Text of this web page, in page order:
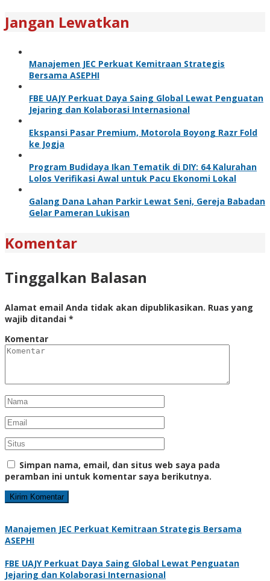
Jangan Lewatkan
Manajemen JEC Perkuat Kemitraan Strategis
Bersama ASEPHI
FBE UAJY Perkuat Daya Saing Global Lewat Penguatan
Jejaring dan Kolaborasi Internasional
Ekspansi Pasar Premium, Motorola Boyong Razr Fold
ke Jogja
Program Budidaya Ikan Tematik di DIY: 64 Kalurahan
Lolos Verifikasi Awal untuk Pacu Ekonomi Lokal
Galang Dana Lahan Parkir Lewat Seni, Gereja Babadan
Gelar Pameran Lukisan
Komentar
Tinggalkan Balasan
Alamat email Anda tidak akan dipublikasikan. Ruas yang
wajib ditandai *
Komentar
Simpan nama, email, dan situs web saya pada
peramban ini untuk komentar saya berikutnya.
Manajemen JEC Perkuat Kemitraan Strategis Bersama
ASEPHI
FBE UAJY Perkuat Daya Saing Global Lewat Penguatan
Jejaring dan Kolaborasi Internasional